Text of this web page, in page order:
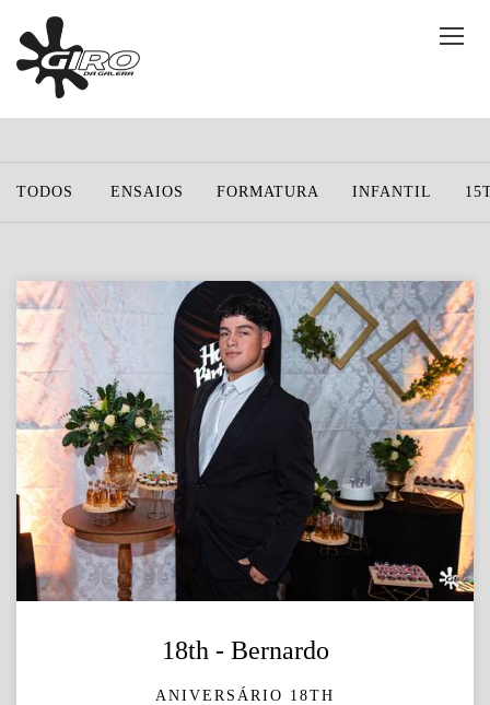
TODOS ENSAIOS FORMATURA INFANTIL
18th - Bernardo
ANIVERSÁRIO 18TH